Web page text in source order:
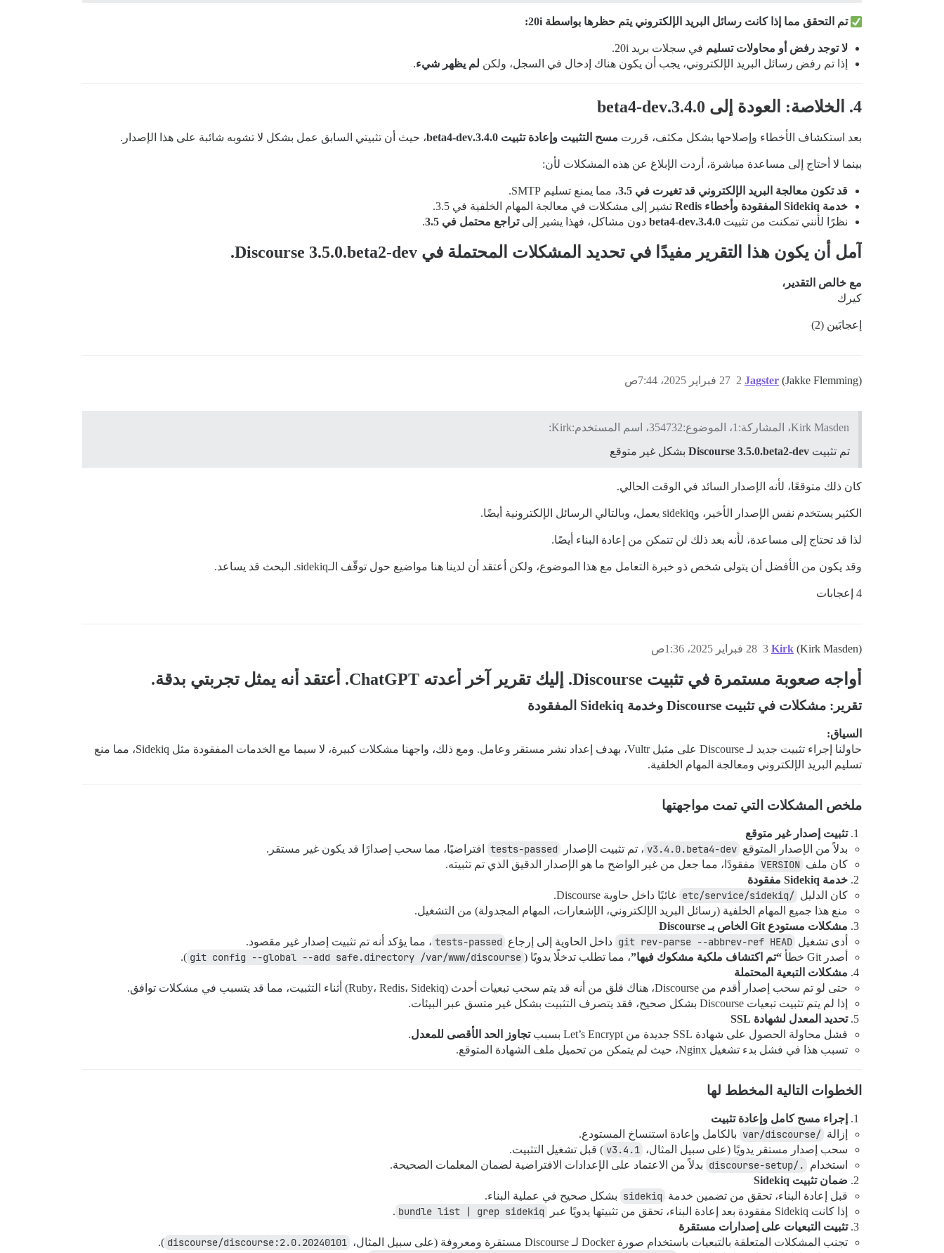
تم التحقق مما إذا كانت رسائل البريد الإلكتروني يتم حظرها بواسطة 20i:
لا توجد رفض أو محاولات تسليم في سجلات بريد 20i.
إذا تم رفض رسائل البريد الإلكتروني، يجب أن يكون هناك إدخال في السجل، ولكن لم يظهر شيء.
4. الخلاصة: العودة إلى 3.4.0.beta4-dev
بعد استكشاف الأخطاء وإصلاحها بشكل مكثف، قررت مسح التثبيت وإعادة تثبيت 3.4.0.beta4-dev ، حيث أن تثبيتي السابق عمل بشكل لا تشوبه شائبة على هذا الإصدار.
بينما لا أحتاج إلى مساعدة مباشرة، أردت الإبلاغ عن هذه المشكلات لأن:
قد تكون معالجة البريد الإلكتروني قد تغيرت في 3.5
، مما يمنع تسليم SMTP.
خدمة Sidekiq المفقودة وأخطاء Redis
تشير إلى مشكلات في معالجة المهام الخلفية في 3.5.
نظرًا لأنني تمكنت من تثبيت 3.4.0.beta4-dev دون مشاكل، فهذا يشير إلىتراجع محتمل في 3.5 .
آمل أن يكون هذا التقرير مفيدًا في تحديد المشكلات المحتملة في Discourse 3.5.0.beta2-dev
.
مع خالص التقدير،
كيرك
إعجابَين (2)
Jagster (Jakke Flemming) 27 فبراير 2025، 7:44ص 2
Kirk Masden، المشاركة:1، الموضوع:354732، اسم المستخدم:Kirk:
تم تثبيت Discourse 3.5.0.beta2-dev بشكل غير متوقع
كان ذلك متوقعًا، لأنه الإصدار السائد في الوقت الحالي.
الكثير يستخدم نفس الإصدار الأخير، وsidekiq يعمل، وبالتالي الرسائل الإلكترونية أيضًا.
لذا قد تحتاج إلى مساعدة، لأنه بعد ذلك لن تتمكن من إعادة البناء أيضًا.
وقد يكون من الأفضل أن يتولى شخص ذو خبرة التعامل مع هذا الموضوع، ولكن أعتقد أن لدينا هنا مواضيع حول توقّف الـsidekiq. البحث قد يساعد.
4 إعجابات
Kirk (Kirk Masden) 28 فبراير 2025، 1:36ص 3
أواجه صعوبة مستمرة في تثبيت Discourse. إليك تقرير آخر أعدته ChatGPT. أعتقد أنه يمثل تجربتي بدقة.
تقرير: مشكلات في تثبيت Discourse وخدمة Sidekiq المفقودة
السياق:
حاولنا إجراء تثبيت جديد لـ Discourse على مثيل Vultr، بهدف إعداد نشر مستقر وعامل. ومع ذلك، واجهنا مشكلات كبيرة، لا سيما مع الخدمات المفقودة مثل Sidekiq، مما منع
تسليم البريد الإلكتروني ومعالجة المهام الخلفية.
ملخص المشكلات التي تمت مواجهتها
تثبيت إصدار غير متوقع
بدلاً من الإصدار المتوقع v3.4.0.beta4-dev ، تم تثبيت الإصدار tests-passed
افتراضيًا، مما سحب إصدارًا قد يكون غير مستقر.
كان ملف VERSION مفقودًا، مما جعل من غير الواضح ما هو الإصدار الدقيق الذي تم تثبيته.
خدمة Sidekiq مفقودة
كان الدليل /etc/service/sidekiq
غائبًا داخل حاوية Discourse.
منع هذا جميع المهام الخلفية (رسائل البريد الإلكتروني، الإشعارات، المهام المجدولة) من التشغيل.
مشكلات مستودع Git الخاص بـ Discourse
أدى تشغيل git rev-parse --abbrev-ref HEAD داخل الحاوية إلى إرجاع tests-passed ، مما يؤكد أنه تم تثبيت إصدار غير مقصود.
أصدر Git خطأ
“تم اكتشاف ملكية مشكوك فيها”، مما تطلب تدخلًا يدويًا ( git config --global --add safe.directory /var/www/discourse
).
مشكلات التبعية المحتملة
حتى لو تم سحب إصدار أقدم من Discourse، هناك قلق من أنه قد يتم سحب تبعيات أحدث (Ruby، Redis، Sidekiq) أثناء التثبيت، مما قد يتسبب في مشكلات توافق.
إذا لم يتم تثبيت تبعيات Discourse بشكل صحيح، فقد يتصرف التثبيت بشكل غير متسق عبر البيئات.
تحديد المعدل لشهادة SSL
فشل محاولة الحصول على شهادة SSL جديدة من Let’s Encrypt بسبب
تجاوز الحد الأقصى للمعدل.
تسبب هذا في فشل بدء تشغيل Nginx، حيث لم يتمكن من تحميل ملف الشهادة المتوقع.
الخطوات التالية المخطط لها
إجراء مسح كامل وإعادة تثبيت
إزالة /var/discourse
بالكامل وإعادة استنساخ المستودع.
سحب إصدار مستقر يدويًا (على سبيل المثال، v3.4.1 ) قبل تشغيل التثبيت.
استخدام
./discourse-setup
بدلاً من الاعتماد على الإعدادات الافتراضية لضمان المعلمات الصحيحة.
ضمان تثبيت Sidekiq
قبل إعادة البناء، تحقق من تضمين خدمة sidekiq بشكل صحيح في عملية البناء.
إذا كانت Sidekiq مفقودة بعد إعادة البناء، تحقق من تثبيتها يدويًا عبر
bundle list | grep sidekiq
.
تثبيت التبعيات على إصدارات مستقرة
تجنب المشكلات المتعلقة بالتبعيات باستخدام صورة Docker لـ Discourse مستقرة ومعروفة (على سبيل المثال،
discourse/discourse:2.0.20240101
).